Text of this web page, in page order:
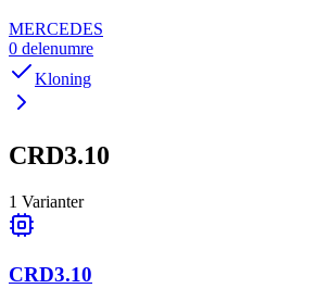
MERCEDES
0 delenumre
Kloning
CRD3.10
1 Varianter
CRD3.10